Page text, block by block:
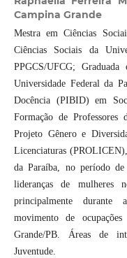
Campina Grande
Mestra em Ciências
Ciências Sociais da
PPGCS/UFCG;
Universidade Federal da
Docência (PIBID) em
Formação de
Projeto Gênero e
Licenciaturas
da Paraíba, no período de
lideranças de mulheres
principalmente durante
movimento de
Grande/PB. Áreas de
Juventude.